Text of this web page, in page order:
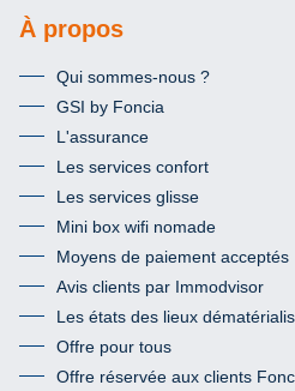
À propos
Qui sommes-nous ?
GSI by Foncia
L'assurance
Les services confort
Les services glisse
Mini box wifi nomade
Moyens de paiement acceptés
Avis clients par Immodvisor
Les états des lieux
Offre pour tous
Offre réservée aux clients